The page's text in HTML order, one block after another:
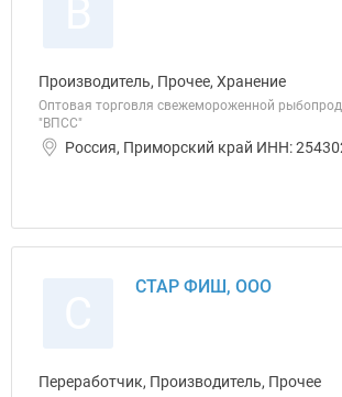
Производитель, Прочее, Хранение
Оптовая торговля свежемороженной
"ВПСС"
Россия, Приморский край ИНН:
СТАР ФИШ, ООО
Переработчик, Производитель, Прочее